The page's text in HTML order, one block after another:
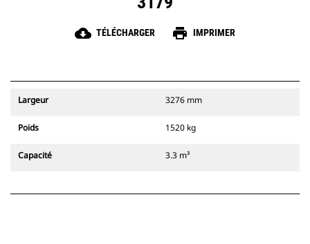
cloud_download TÉLÉCHARGER print IMPRIMER
Largeur 3276 mm
Poids 1520 kg
Capacité 3.3 m³